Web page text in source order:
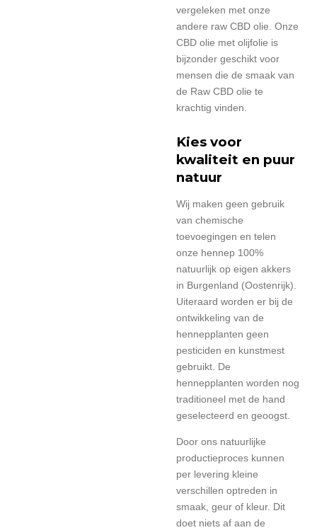
vergeleken met onze
andere raw CBD olie. Onze
CBD olie met olijfolie is
bijzonder geschikt voor
mensen die de smaak van
de Raw CBD olie te
krachtig vinden.
Kies voor
kwaliteit en puur
natuur
Wij maken geen gebruik
van chemische
toevoegingen en telen
onze hennep 100%
natuurlijk op eigen akkers
in Burgenland (Oostenrijk).
Uiteraard worden er bij de
ontwikkeling van de
hennepplanten geen
pesticiden en kunstmest
gebruikt. De
hennepplanten worden nog
traditioneel met de hand
geselecteerd en geoogst.
Door ons natuurlijke
productieproces kunnen
per levering kleine
verschillen optreden in
smaak, geur of kleur. Dit
doet niets af aan de